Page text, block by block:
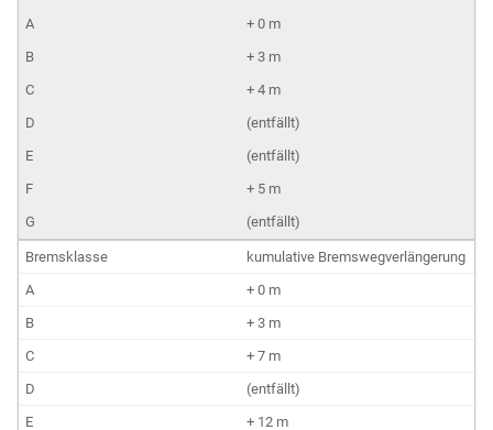
+ 0 m
+ 3 m
+ 4 m
(entfällt)
(entfällt)
+ 5 m
(entfällt)
kumulative Bremswegverlängerung
+ 0 m
+ 3 m
+ 7 m
(entfällt)
+ 12 m